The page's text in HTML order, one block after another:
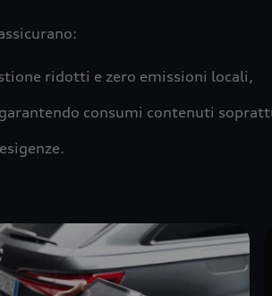
ridotti e zero emissioni locali,
consumi contenuti